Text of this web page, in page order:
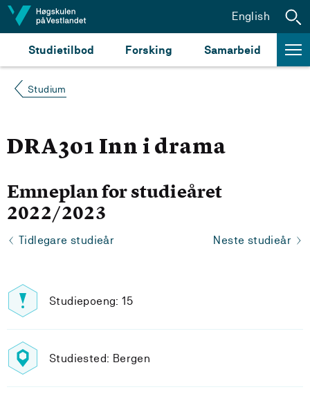
Hopp til innhald
Studietilbod Forsking Samarbeid
English
Studium
DRA301 Inn i drama
Emneplan for studieåret
2022/2023
Tidlegare studieår Neste studieår
Studiepoeng: 15
Studiested: Bergen